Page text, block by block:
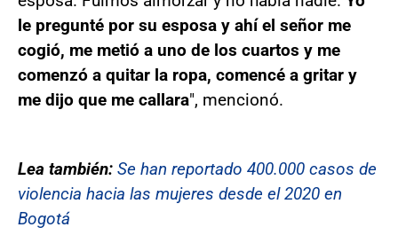
le pregunté por su esposa y ahí el señor me
cogió, me metió a uno de los cuartos y me
comenzó a quitar la ropa, comencé a gritar y
me dijo que me callara", mencionó.
Lea también: Se han reportado 400.000 casos de
violencia hacia las mujeres desde el 2020 en
Bogotá